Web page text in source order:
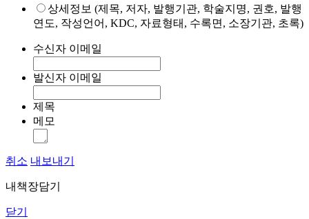
상세정보 (제목, 저자, 발행기관, 학술지명, 권호, 발행
연도, 작성언어, KDC, 자료형태, 수록면, 소장기관, 초록)
수신자 이메일
발신자 이메일
제목
메모
취소 내보내기
내책장담기
닫기